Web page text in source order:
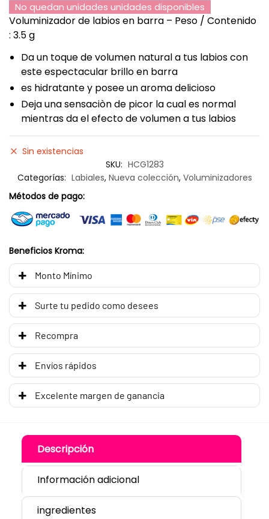
No quedan unidades unidades disponibles
Voluminizador de labios en barra – Peso / Contenido
: 3.5 g
Da un toque de volumen natural a tus labios con
este espectacular brillo en barra
es hidratante y posee un aroma delicioso
Deja una sensaciòn de picor la cual es normal
mientras da el efecto de volumen a tus labios
Sin existencias
SKU: HCG1283
Categorías: Labiales, Nueva colección, Voluminizadores
Métodos de pago:
Beneficios Kroma:
Monto Mínimo
Surte tu pedido como desees
Recompra
Envíos rápidos
Excelente margen de ganancia
Descripción
Información adicional
ingredientes